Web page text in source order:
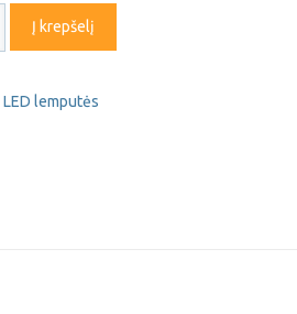
Į krepšelį
LED lemputės